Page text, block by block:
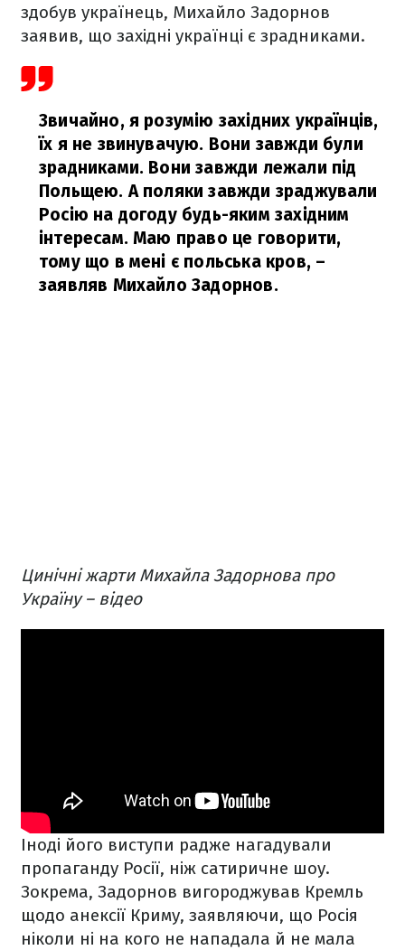
здобув українець, Михайло Задорнов
заявив, що західні українці є зрадниками.
Звичайно, я розумію західних українців,
їх я не звинувачую. Вони завжди були
зрадниками. Вони завжди лежали під
Польщею. А поляки завжди зраджували
Росію на догоду будь-яким західним
інтересам. Маю право це говорити,
тому що в мені є польська кров, –
заявляв Михайло Задорнов.
Цинічні жарти Михайла Задорнова про
Україну – відео
Іноді його виступи радже нагадували
пропаганду Росії, ніж сатиричне шоу.
Зокрема, Задорнов вигороджував Кремль
щодо анексії Криму, заявляючи, що Росія
ніколи ні на кого не нападала й не мала